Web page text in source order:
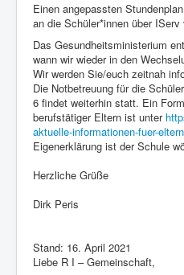
Einen angepassten
an die Schüler*innen über
Das Gesundheitsministerium
wann wir wieder in den
Wir werden Sie/euch zeitnah
Die Notbetreuung für die
6 findet weiterhin statt. Ein
berufstätiger Eltern ist unter
aktuelle-informationen-fuer-eltern
Eigenerklärung ist der Schule
Herzliche Grüße
Dirk Peris
Stand: 16. April 2021
Liebe R I – Gemeinschaft,